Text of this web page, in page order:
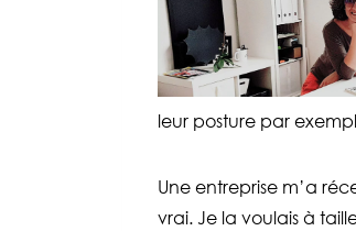
leur posture par
Une entreprise m’a
vrai. Je la voulais à